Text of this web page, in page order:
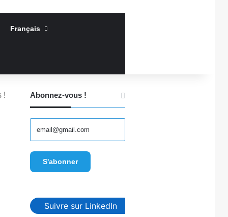
Français
! Abonnez-vous !
Suivre sur LinkedIn